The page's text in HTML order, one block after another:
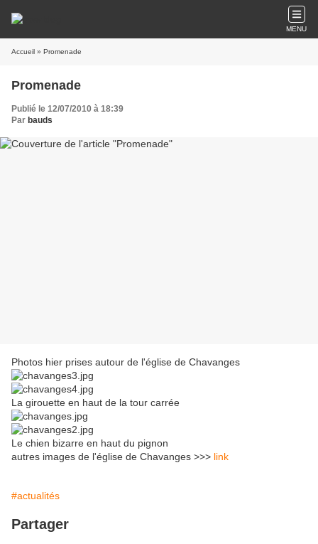
MENU
Accueil » Promenade
Promenade
Publié le 12/07/2010 à 18:39
Par bauds
Photos hier prises autour de l'église de Chavanges
La girouette en haut de la tour carrée
Le chien bizarre en haut du pignon
autres images de l'église de Chavanges >>> link
#actualités
Partager